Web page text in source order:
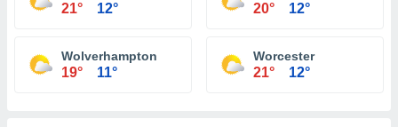
21° 12° 20° 12°
Wolverhampton
19° 11°
Worcester
21° 12°